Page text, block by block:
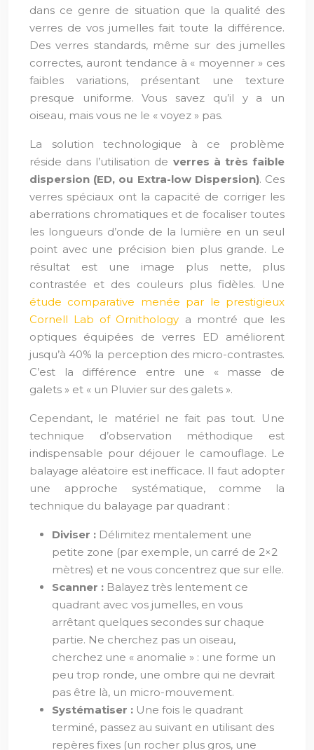
dans ce genre de situation que la qualité des
verres de vos jumelles fait toute la différence.
Des verres standards, même sur des jumelles
correctes, auront tendance à « moyenner » ces
faibles variations, présentant une texture
presque uniforme. Vous savez qu’il y a un
oiseau, mais vous ne le « voyez » pas.
La solution technologique à ce problème
réside dans l’utilisation de verres à très faible
dispersion (ED, ou Extra-low Dispersion). Ces
verres spéciaux ont la capacité de corriger les
aberrations chromatiques et de focaliser toutes
les longueurs d’onde de la lumière en un seul
point avec une précision bien plus grande. Le
résultat est une image plus nette, plus
contrastée et des couleurs plus fidèles. Une
étude comparative menée par le prestigieux
Cornell Lab of Ornithology a montré que les
optiques équipées de verres ED améliorent
jusqu’à 40% la perception des micro-contrastes.
C’est la différence entre une « masse de
galets » et « un Pluvier sur des galets ».
Cependant, le matériel ne fait pas tout. Une
technique d’observation méthodique est
indispensable pour déjouer le camouflage. Le
balayage aléatoire est inefficace. Il faut adopter
une approche systématique, comme la
technique du balayage par quadrant :
Diviser : Délimitez mentalement une
petite zone (par exemple, un carré de 2×2
mètres) et ne vous concentrez que sur elle.
Scanner : Balayez très lentement ce
quadrant avec vos jumelles, en vous
arrêtant quelques secondes sur chaque
partie. Ne cherchez pas un oiseau,
cherchez une « anomalie » : une forme un
peu trop ronde, une ombre qui ne devrait
pas être là, un micro-mouvement.
Systématiser : Une fois le quadrant
terminé, passez au suivant en utilisant des
repères fixes (un rocher plus gros, une